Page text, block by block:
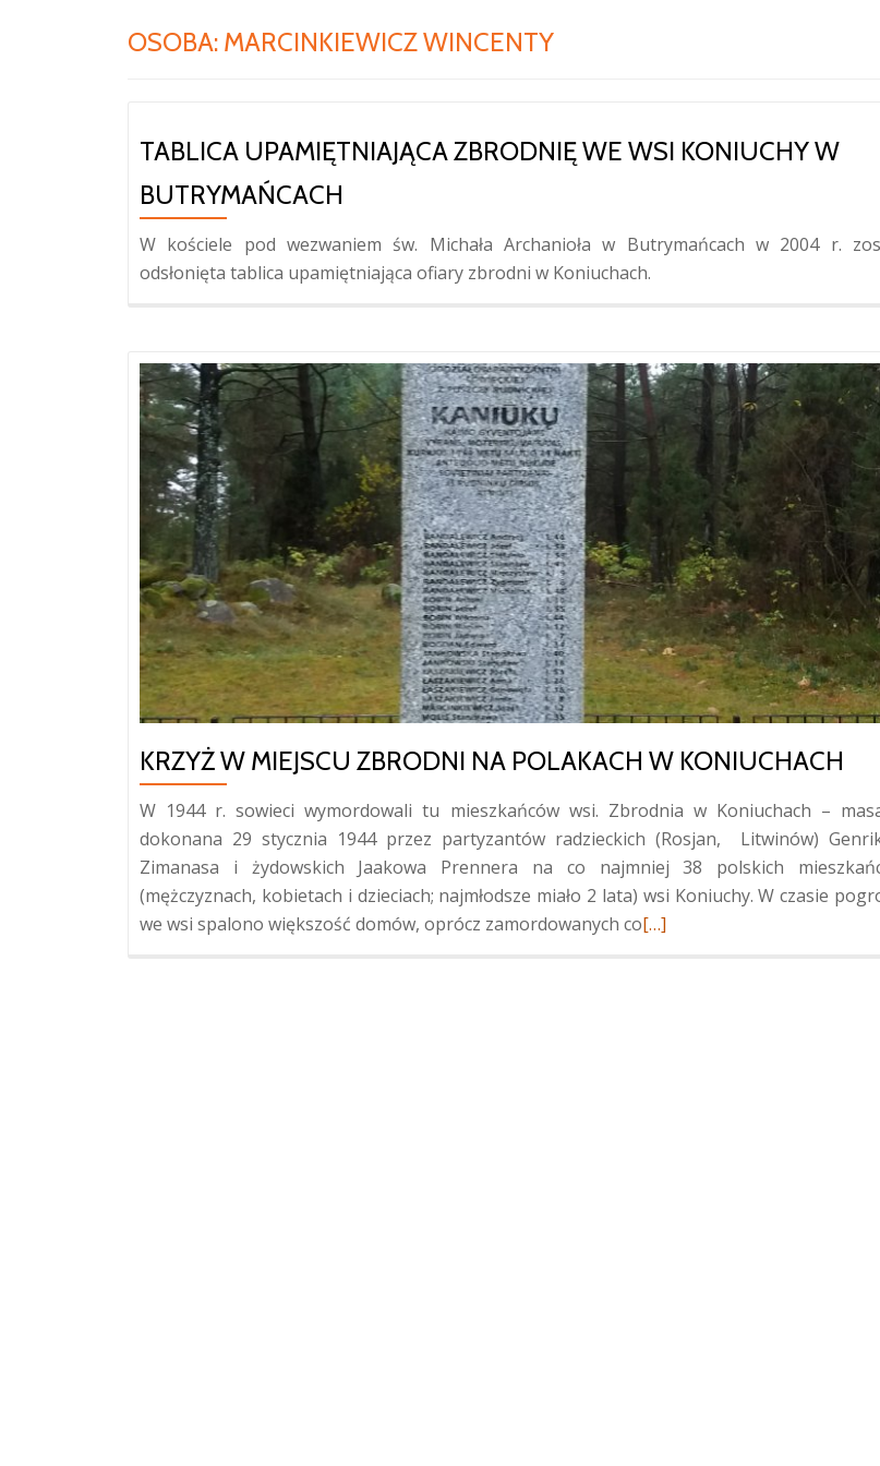
OSOBA: MARCINKIEWICZ WINCENTY
TABLICA UPAMIĘTNIAJĄCA ZBRODNIĘ WE WSI KONIUCHY W
BUTRYMAŃCACH
W kościele pod wezwaniem św. Michała Archanioła w Butrymańcach w 2004 r.
odsłonięta tablica upamiętniająca ofiary zbrodni w Koniuchach.
KRZYŻ W MIEJSCU ZBRODNI NA POLAKACH W KONIUCHACH
W 1944 r. sowieci wymordowali tu mieszkańców wsi. Zbrodnia w Koniuchach –
dokonana 29 stycznia 1944 przez partyzantów radzieckich (Rosjan, Litwinów)
Zimanasa i żydowskich Jaakowa Prennera na co najmniej 38 polskich
(mężczyznach, kobietach i dzieciach; najmłodsze miało 2 lata) wsi Koniuchy. W czasie
we wsi spalono większość domów, oprócz zamordowanych coWięcej
[…]